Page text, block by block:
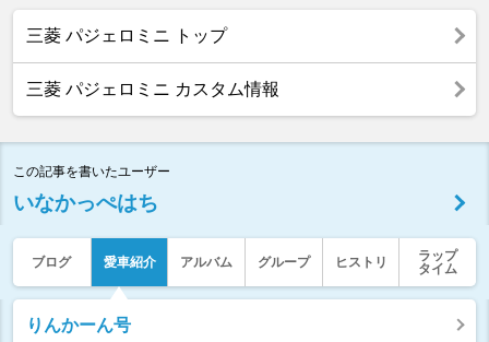
三菱 パジェロミニ トップ
三菱 パジェロミニ カスタム情報
この記事を書いたユーザー
いなかっぺはち
ブログ 愛車紹介 アルバム グループ ヒストリ
ラップ
タイム
りんかーん号